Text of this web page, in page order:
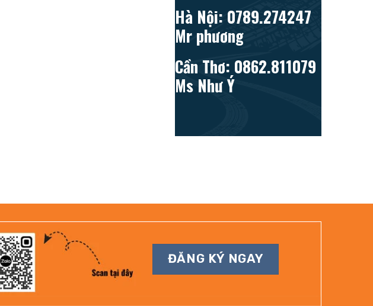
Hà Nội: 0789.274247
Mr phương
Cần Thơ: 0862.811079
Ms Như Ý
ĐĂNG KÝ NGAY